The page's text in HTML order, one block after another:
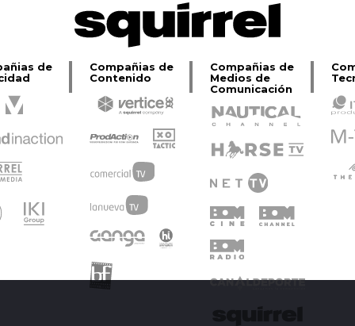
de
Compañias de
Contenido
Compañias de
Medios de
Comunicación